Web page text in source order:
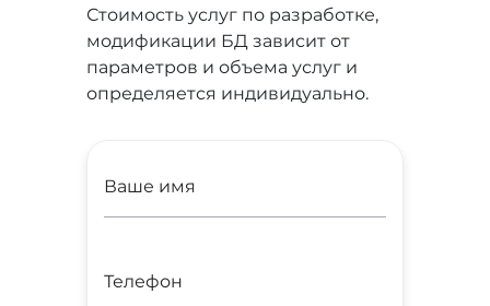
Стоимость услуг по разработке,
модификации БД зависит от
параметров и объема услуг и
определяется индивидуально.